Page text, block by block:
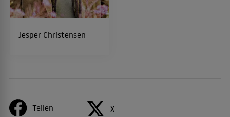
Jesper Christensen
Teilen X